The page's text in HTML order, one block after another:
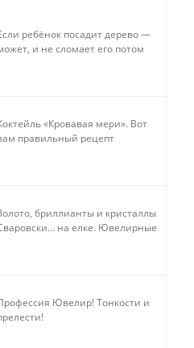
ребёнок посадит дерево —
и не сломает его потом
«Кровавая мери». Вот
правильный рецепт
бриллианты и кристаллы
на елке. Ювелирные
Ювелир! Тонкости и